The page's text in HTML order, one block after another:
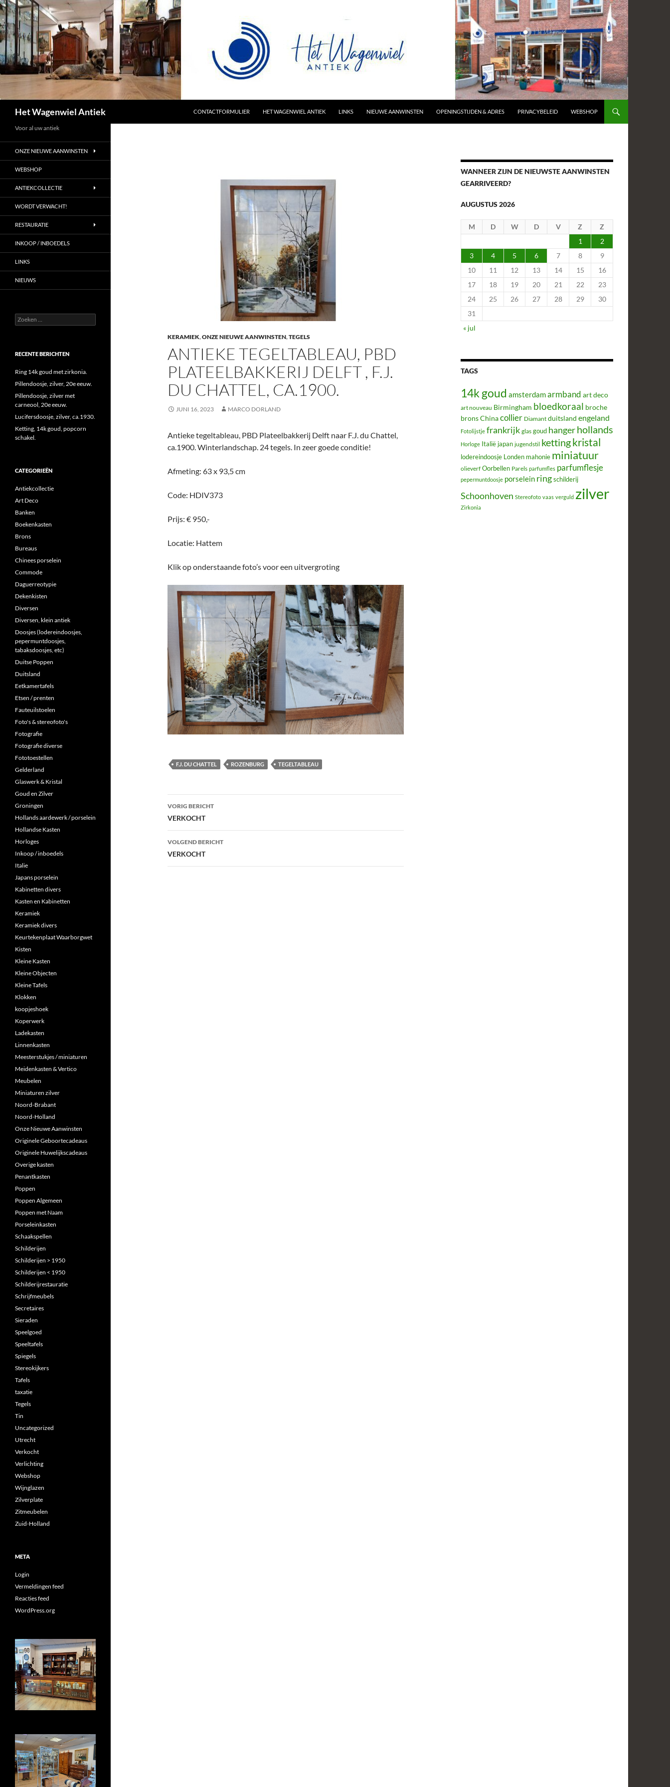
Het Wagenwiel Antiek
CONTACTFORMULIER
HET WAGENWIEL ANTIEK LINKS NIEUWE AANWINSTEN OPENINGSTIJDEN & ADRES PRIVACYBELEID WEBSHOP
KERAMIEK,ONZE NIEUWE AANWINSTEN,TEGELS
ANTIEKE TEGELTABLEAU, PBD
PLATEELBAKKERIJ DELFT , F.J.
DU CHATTEL, CA.1900.
JUNI 16, 2023 MARCO DORLAND
Antieke tegeltableau, PBD Plateelbakkerij Delft naar F.J. du Chattel,
ca.1900. Winterlandschap. 24 tegels. In zeer goede conditie!
Afmeting: 63 x 93,5 cm
Code: HDIV373
Prijs: € 950,-
Locatie: Hattem
Klik op onderstaande foto’s voor een uitvergroting
F.J. DU CHATTEL ROZENBURG TEGELTABLEAU
Berichtnavigatie
VORIG BERICHT
VERKOCHT
VOLGEND BERICHT
VERKOCHT
WANNEER ZIJN DE NIEUWSTE AANWINSTEN
GEARRIVEERD?
AUGUSTUS 2026
M D W D V Z
Z
1
2
3
4 5 6 7 8
9
10
11 12 13 14 15
16
17
18 19 20 21 22
23
24
25 26 27 28 29
30
31
« jul
TAGS
14k goud amsterdamarmband art deco
art nouveau Birmingham bloedkoraal broche
bronsChinacollier Diamant duitsland engeland
Fotolijstje frankrijk glas goud hangerhollands
Horloge Italië japan jugendstil kettingkristal
lodereindoosje Londen mahonie miniatuur
olieverf Oorbellen Parels parfumfles parfumflesje
pepermuntdoosje porselein ringschilderij
Schoonhoven Stereofoto vaas verguld zilver
Zirkonia
Voor al uw antiek
ONZE NIEUWE AANWINSTEN
WEBSHOP
ANTIEKCOLLECTIE
WORDT VERWACHT!
RESTAURATIE
INKOOP / INBOEDELS
LINKS
NIEUWS
Zoeken
naar:
RECENTE BERICHTEN
Ring 14k goud met zirkonia.
Pillendoosje, zilver, 20e eeuw.
Pillendoosje, zilver met
carneool, 20e eeuw.
Lucifersdoosje, zilver, ca.1930.
Ketting, 14k goud, popcorn
schakel.
CATEGORIEËN
Antiekcollectie
Art Deco
Banken
Boekenkasten
Brons
Bureaus
Chinees porselein
Commode
Daguerreotypie
Dekenkisten
Diversen
Diversen, klein antiek
Doosjes (lodereindoosjes,
pepermuntdoosjes,
tabaksdoosjes, etc)
Duitse Poppen
Duitsland
Eetkamertafels
Etsen / prenten
Fauteuilstoelen
Foto's & stereofoto's
Fotografie
Fotografie diverse
Fototoestellen
Gelderland
Glaswerk & Kristal
Goud en Zilver
Groningen
Hollands aardewerk / porselein
Hollandse Kasten
Horloges
Inkoop / inboedels
Italie
Japans porselein
Kabinetten divers
Kasten en Kabinetten
Keramiek
Keramiek divers
Keurtekenplaat Waarborgwet
Kisten
Kleine Kasten
Kleine Objecten
Kleine Tafels
Klokken
koopjeshoek
Koperwerk
Ladekasten
Linnenkasten
Meesterstukjes / miniaturen
Meidenkasten & Vertico
Meubelen
Miniaturen zilver
Noord-Brabant
Noord-Holland
Onze Nieuwe Aanwinsten
Originele Geboortecadeaus
Originele Huwelijkscadeaus
Overige kasten
Penantkasten
Poppen
Poppen Algemeen
Poppen met Naam
Porseleinkasten
Schaakspellen
Schilderijen
Schilderijen > 1950
Schilderijen < 1950
Schilderijrestauratie
Schrijfmeubels
Secretaires
Sieraden
Speelgoed
Speeltafels
Spiegels
Stereokijkers
Tafels
taxatie
Tegels
Tin
Uncategorized
Utrecht
Verkocht
Verlichting
Webshop
Wijnglazen
Zilverplate
Zitmeubelen
Zuid-Holland
META
Login
Vermeldingen feed
Reacties feed
WordPress.org